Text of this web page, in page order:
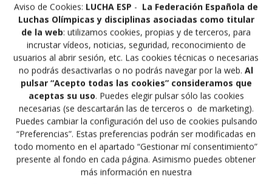
Aviso de Cookies: LUCHA ESP - La Federación Española de
Luchas Olímpicas y disciplinas asociadas como titular
de la web: utilizamos cookies, propias y de terceros, para
incrustar vídeos, noticias, seguridad, reconocimiento de
usuarios al abrir sesión, etc. Las cookies técnicas o necesarias
no podrás desactivarlas o no podrás navegar por la web. Al
pulsar “Acepto todas las cookies” consideramos que
aceptas su uso. Puedes elegir pulsar sólo las cookies
necesarias (se descartarán las de terceros o de marketing).
Puedes cambiar la configuración del uso de cookies pulsando
“Preferencias”. Estas preferencias podrán ser modificadas en
todo momento en el apartado “Gestionar mí consentimiento”
presente al fondo en cada página. Asimismo puedes obtener
más información en nuestra